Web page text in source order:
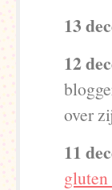
13
12
over
11
gluten